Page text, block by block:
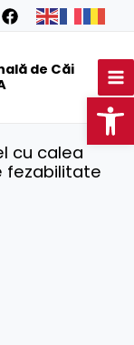
de Căi
cu calea
fezabilitate